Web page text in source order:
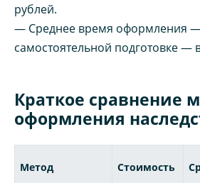
рублей.
— Среднее время оформления
самостоятельной подготовке
Краткое сравнение
оформления
Метод Стоимость